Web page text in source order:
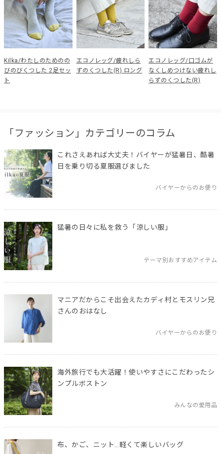
Kilka/わたしのためのの
びのびくつした 2足セッ
ト
エコノレッグ/疲れしら
ずのくつした(R) ロング
エコノレッグ/口ゴムが
なくしめつけない疲れし
らずのくつした(R)
「ファッション」カテゴリーのコラム
これさえあれば大丈夫！バイヤーが猛暑日、酷暑
日を乗り切る夏服選びました
バイヤーからのお便り
猛暑の日々に私を救う「涼しい服」
テーマ別おすすめアイテム
マニアだからこそ出会えたカディ村とモスリン兄
さんのおはなし
バイヤーからのお便り
海外旅行でも大活躍！使いやすさにこだわったシ
ンプルボストン
みんなの愛用品
布、かご、ニット…軽くて楽しいバッグ